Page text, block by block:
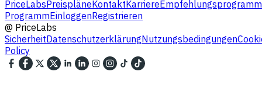
PriceLabsPreispläneKontaktKarriereEmpfehlungsprogramm
ProgrammEinloggenRegistrieren
@ PriceLabs
SicherheitDatenschutzerklärungNutzungsbedingungen
Policy